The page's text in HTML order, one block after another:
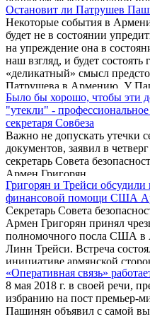
безопасности. Об этом
сообщении пресс-службы
РФ по итогам встречи
с секретарем армянского
безопасности Арменом
передает ТАСС.
Остановит ли Патрушев
Некоторые события в
будет не в состоянии
на упреждение она в
наш взгляд, и будет состоять
«деликатный» смысл
Патрушева в Армению. У
ресурса изменить
ориентацию Еревана, у
просто наблюдать за его
сомнительными
экспериментами..
Было бы хорошо, чтобы эти
"утекли" -
секретаря Совбеза
Важно не допускать утечки
документов, заявил в
секретарь Совета
Армен Григорян.
Григорян и Трейси обсудили
финансовой помощи США
Секретарь Совета
Армен Григорян принял
полномочного посла США в
Линн Трейси. Встреча
инициативе армянской
«Оперативная связь»
8 мая 2018 г. в своей речи,
избранию на пост премьер-
Пашинян объявил с самой